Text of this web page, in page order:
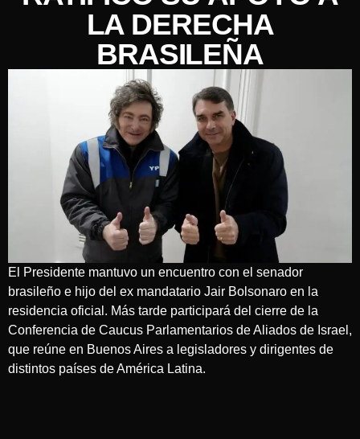
LA DERECHA
BRASILEÑA
El Presidente mantuvo un encuentro con el senador
brasileño e hijo del ex mandatario Jair Bolsonaro en la
residencia oficial. Más tarde participará del cierre de la
Conferencia de Caucus Parlamentarios de Aliados de Israel,
que reúne en Buenos Aires a legisladores y dirigentes de
distintos países de América Latina.